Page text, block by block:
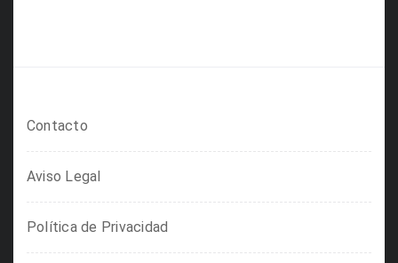
Contacto
Aviso Legal
Política de Privacidad